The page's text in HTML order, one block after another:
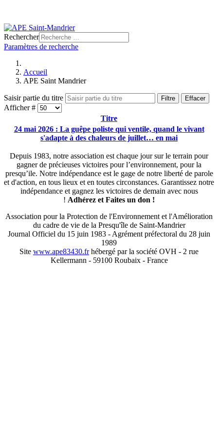
Rechercher
Paramètres de recherche
Accueil
APE Saint Mandrier
Saisir partie du titre Filtre Effacer
Afficher #
Titre
24 mai 2026 : La guêpe poliste qui ventile, quand le vivant
s'adapte à des chaleurs de juillet… en mai
Depuis 1983, notre association est chaque jour sur le terrain pour
gagner de précieuses victoires pour l’environnement, pour la
presqu’ile. Notre indépendance est le gage de notre liberté de parole
et d'action, en tous lieux et en toutes circonstances. Garantissez notre
indépendance et gagnez les victoires de demain avec nous
! Adhérez et Faites un don !
Association pour la Protection de l'Environnement et l'Amélioration
du cadre de vie de la Presqu'île de Saint-Mandrier
Journal Officiel du 15 juin 1983 - Agrément préfectoral du 28 juin
1989
Site www.ape83430.frhébergé par la société OVH - 2 rue
Kellermann - 59100 Roubaix - France